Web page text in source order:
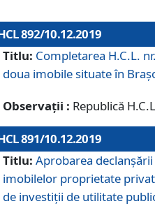
892/10.12.2019
Titlu: Completarea H.C.L.
doua imobile situate în
Observații : Republică
891/10.12.2019
Titlu: Aprobarea
imobilelor proprietate
de investiții de utilitate